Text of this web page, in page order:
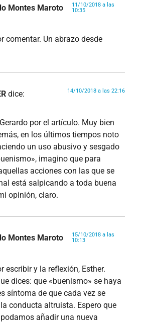
Montes Maroto
11/10/2018 a las
10:35
comentar. Un abrazo desde
dice: 14/10/2018 a las 22:16
por el artículo. Muy bien
en los últimos tiempos noto
un uso abusivo y sesgado
imagino que para
acciones con las que se
está salpicando a toda buena
opinión, claro.
Montes Maroto
15/10/2018 a las
10:13
escribir y la reflexión, Esther.
dices: que «buenismo» se haya
síntoma de que cada vez se
conducta altruista. Espero que
añadir una nueva